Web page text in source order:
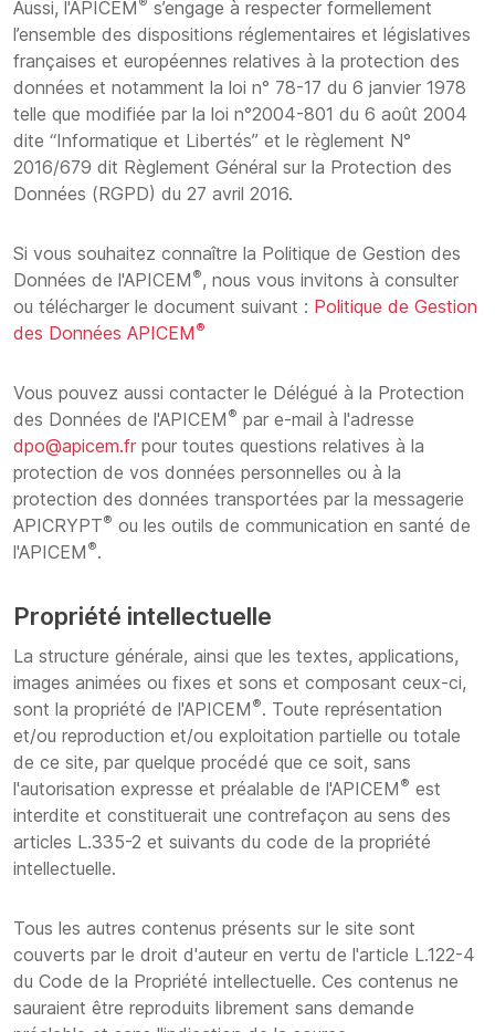
Aussi, l'APICEM
s’engage à respecter formellement
l’ensemble des dispositions réglementaires et législatives
françaises et européennes relatives à la protection des
données et notamment la loi n° 78-17 du 6 janvier 1978
telle que modifiée par la loi n°2004-801 du 6 août 2004
dite “Informatique et Libertés” et le règlement N°
2016/679 dit Règlement Général sur la Protection des
Données (RGPD) du 27 avril 2016.
Si vous souhaitez connaître la Politique de Gestion des
Données de l'APICEM ®, nous vous invitons à consulter
ou télécharger le document suivant : Politique de Gestion
des Données APICEM ®
Vous pouvez aussi contacter le Délégué à la Protection
des Données de l'APICEM ® par e-mail à l'adresse
dpo@apicem.fr pour toutes questions relatives à la
protection de vos données personnelles ou à la
protection des données transportées par la messagerie
APICRYPT® ou les outils de communication en santé de
l'APICEM ®.
Propriété intellectuelle
La structure générale, ainsi que les textes, applications,
images animées ou fixes et sons et composant ceux-ci,
sont la propriété de l'APICEM ®. Toute représentation
et/ou reproduction et/ou exploitation partielle ou totale
de ce site, par quelque procédé que ce soit, sans
l'autorisation expresse et préalable de l'APICEM ® est
interdite et constituerait une contrefaçon au sens des
articles L.335-2 et suivants du code de la propriété
intellectuelle.
Tous les autres contenus présents sur le site sont
couverts par le droit d'auteur en vertu de l'article L.122-4
du Code de la Propriété intellectuelle. Ces contenus ne
sauraient être reproduits librement sans demande